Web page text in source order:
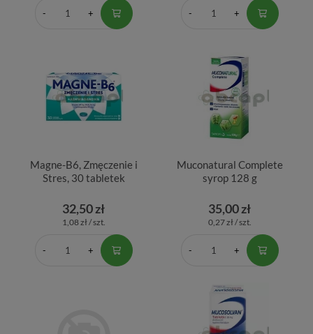
Magne-B6, Zmęczenie i
Stres, 30 tabletek
32,50 zł
1,08 zł / szt.
Muconatural Complete
syrop 128 g
35,00 zł
0,27 zł / szt.